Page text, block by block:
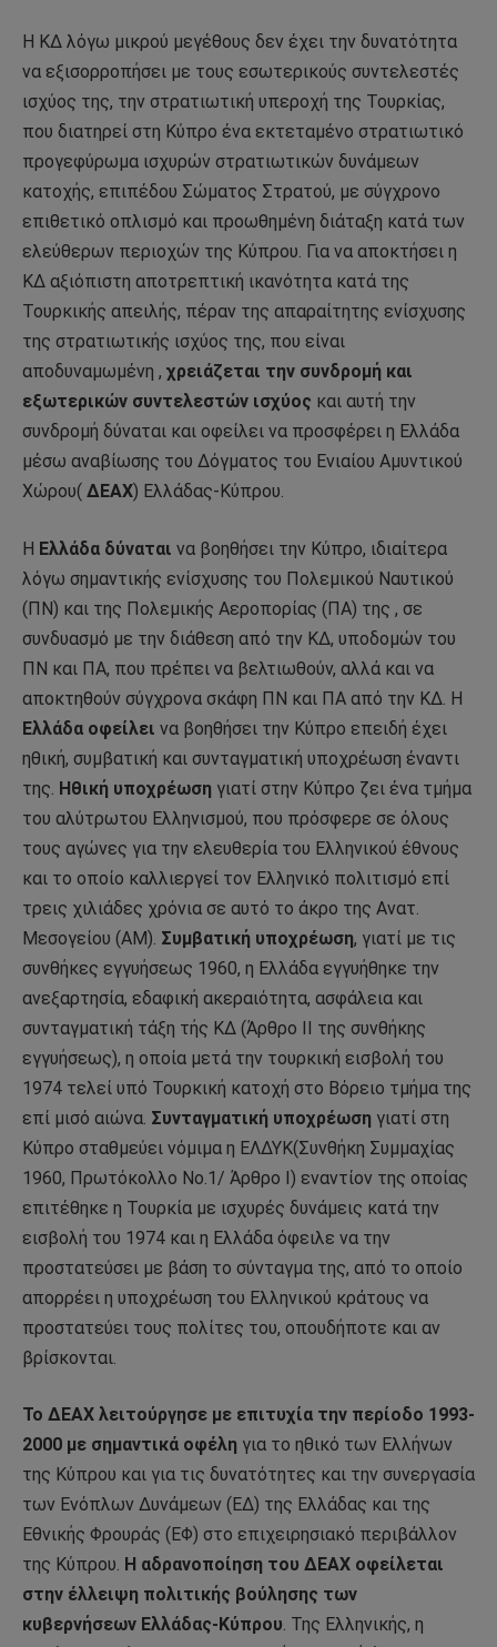
Η ΚΔ λόγω μικρού μεγέθους δεν έχει την δυνατότητα
να εξισορροπήσει με τους εσωτερικούς συντελεστές
ισχύος της, την στρατιωτική υπεροχή της Τουρκίας,
που διατηρεί στη Κύπρο ένα εκτεταμένο στρατιωτικό
προγεφύρωμα ισχυρών στρατιωτικών δυνάμεων
κατοχής, επιπέδου Σώματος Στρατού, με σύγχρονο
επιθετικό οπλισμό και προωθημένη διάταξη κατά των
ελεύθερων περιοχών της Κύπρου. Για να αποκτήσει η
ΚΔ αξιόπιστη αποτρεπτική ικανότητα κατά της
Τουρκικής απειλής, πέραν της απαραίτητης ενίσχυσης
της στρατιωτικής ισχύος της, που είναι
αποδυναμωμένη , χρειάζεται την συνδρομή και
εξωτερικών συντελεστών ισχύος και αυτή την
συνδρομή δύναται και οφείλει να προσφέρει η Ελλάδα
μέσω αναβίωσης του Δόγματος του Ενιαίου Αμυντικού
Χώρου( ΔΕΑΧ) Ελλάδας-Κύπρου.
Η Ελλάδα δύναται να βοηθήσει την Κύπρο, ιδιαίτερα
λόγω σημαντικής ενίσχυσης του Πολεμικού Ναυτικού
(ΠΝ) και της Πολεμικής Αεροπορίας (ΠΑ) της , σε
συνδυασμό με την διάθεση από την ΚΔ, υποδομών του
ΠΝ και ΠΑ, που πρέπει να βελτιωθούν, αλλά και να
αποκτηθούν σύγχρονα σκάφη ΠΝ και ΠΑ από την ΚΔ. Η
Ελλάδα οφείλει να βοηθήσει την Κύπρο επειδή έχει
ηθική, συμβατική και συνταγματική υποχρέωση έναντι
της. Ηθική υποχρέωση γιατί στην Κύπρο ζει ένα τμήμα
του αλύτρωτου Ελληνισμού, που πρόσφερε σε όλους
τους αγώνες για την ελευθερία του Ελληνικού έθνους
και το οποίο καλλιεργεί τον Ελληνικό πολιτισμό επί
τρεις χιλιάδες χρόνια σε αυτό το άκρο της Ανατ.
Μεσογείου (ΑΜ). Συμβατική υποχρέωση, γιατί με τις
συνθήκες εγγυήσεως 1960, η Ελλάδα εγγυήθηκε την
ανεξαρτησία, εδαφική ακεραιότητα, ασφάλεια και
συνταγματική τάξη τής ΚΔ (Άρθρο ΙΙ της συνθήκης
εγγυήσεως), η οποία μετά την τουρκική εισβολή του
1974 τελεί υπό Τουρκική κατοχή στο Βόρειο τμήμα της
επί μισό αιώνα. Συνταγματική υποχρέωση γιατί στη
Κύπρο σταθμεύει νόμιμα η ΕΛΔΥΚ(Συνθήκη Συμμαχίας
1960, Πρωτόκολλο Νο.1/ Άρθρο Ι) εναντίον της οποίας
επιτέθηκε η Τουρκία με ισχυρές δυνάμεις κατά την
εισβολή του 1974 και η Ελλάδα όφειλε να την
προστατεύσει με βάση το σύνταγμα της, από το οποίο
απορρέει η υποχρέωση του Ελληνικού κράτους να
προστατεύει τους πολίτες του, οπουδήποτε και αν
βρίσκονται.
Το ΔΕΑΧ λειτούργησε με επιτυχία την περίοδο 1993-
2000 με σημαντικά οφέλη για το ηθικό των Ελλήνων
της Κύπρου και για τις δυνατότητες και την συνεργασία
των Ενόπλων Δυνάμεων (ΕΔ) της Ελλάδας και της
Εθνικής Φρουράς (ΕΦ) στο επιχειρησιακό περιβάλλον
της Κύπρου. Η αδρανοποίηση του ΔΕΑΧ οφείλεται
στην έλλειψη πολιτικής βούλησης των
κυβερνήσεων Ελλάδας-Κύπρου. Της Ελληνικής, η